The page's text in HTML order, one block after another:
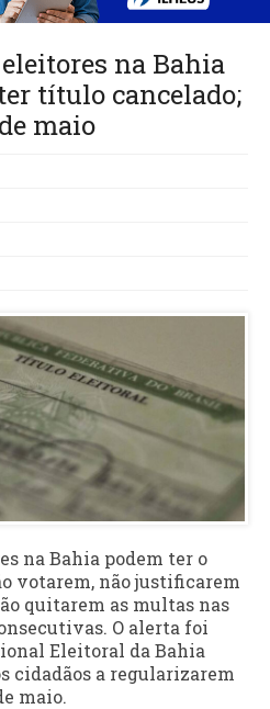
na Bahia
título cancelado;
maio
na Bahia podem ter o
votarem, não justificarem
quitarem as multas nas
O alerta foi
Eleitoral da Bahia
cidadãos a regularizarem
maio.